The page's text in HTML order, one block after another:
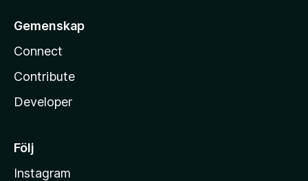
Gemenskap
Connect
Contribute
Developer
Följ
Instagram